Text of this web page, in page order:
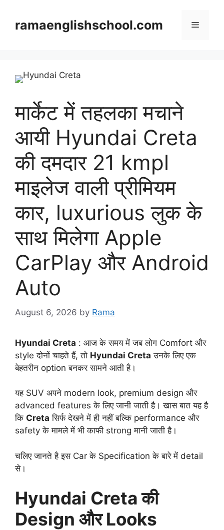
contentramaenglishschool.com Menu
मार्केट में तहलका मचाने
आयी Hyundai Creta
की दमदार 21 kmpl
माइलेज वाली प्रीमियम
कार, luxurious लुक के
साथ मिलेगा Apple
CarPlay और Android
Auto
August 6, 2026 by Rama
Hyundai Creta : आज के समय में जब लोग Comfort और
style दोनों चाहते हैं, तो Hyundai Creta उनके लिए एक
बेहतरीन option बनकर सामने आती है।
यह SUV अपने modern look, premium design और
advanced features के लिए जानी जाती है। खास बात यह है
कि Creta सिर्फ देखने में ही नहीं बल्कि performance और
safety के मामले में भी काफी strong मानी जाती है।
चलिए जानते है इस Car के Specification के बारे में detail
से।
Hyundai Creta की
Design और Looks